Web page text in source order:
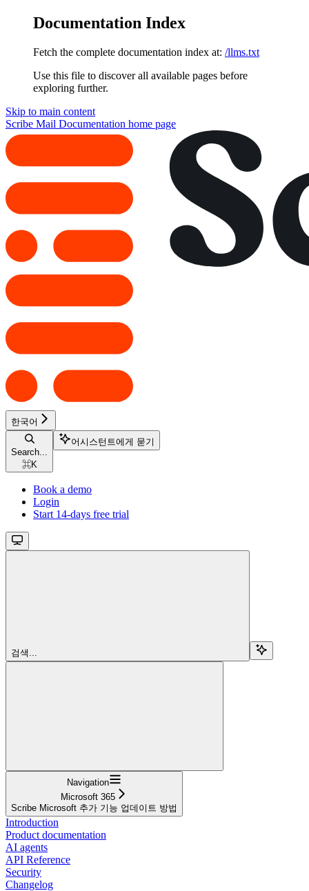
Documentation Index
Fetch the complete documentation index at: /llms.txt
Use this file to discover all available pages before
exploring further.
Skip to main content
Scribe Mail Documentation home page
한국어
Search...
⌘K
어시스턴트에게 묻기
Book a demo
Login
Start 14-days free trial
검색...
Navigation
Microsoft 365
Scribe Microsoft 추가 기능 업데이트 방법
Introduction
Product documentation
AI agents
API Reference
Security
Changelog